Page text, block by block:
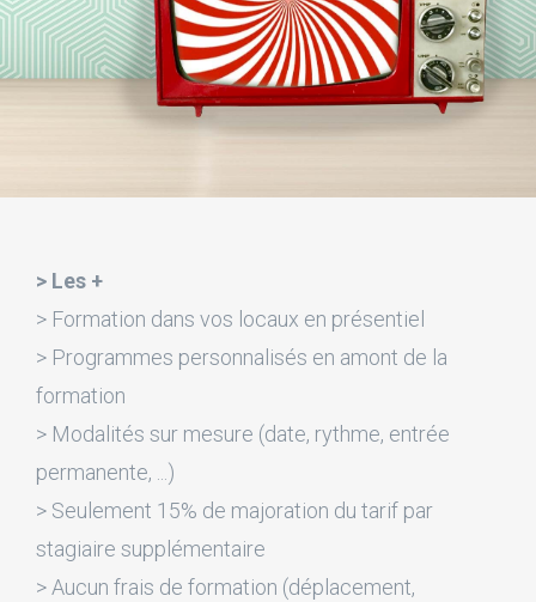
> Les +
> Formation dans vos locaux en présentiel
> Programmes personnalisés en amont de la
formation
> Modalités sur mesure (date, rythme, entrée
permanente, ...)
> Seulement 15% de majoration du tarif par
stagiaire supplémentaire
> Aucun frais de formation (déplacement,